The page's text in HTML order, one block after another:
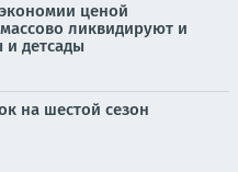
ценой
ликвидируют и
детсады
на шестой сезон